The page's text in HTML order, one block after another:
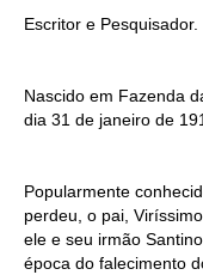
Escritor e Pesquisador.
Nascido em Fazenda
dia 31 de janeiro de
Popularmente
perdeu, o pai,
ele e seu irmão
época do falecimento